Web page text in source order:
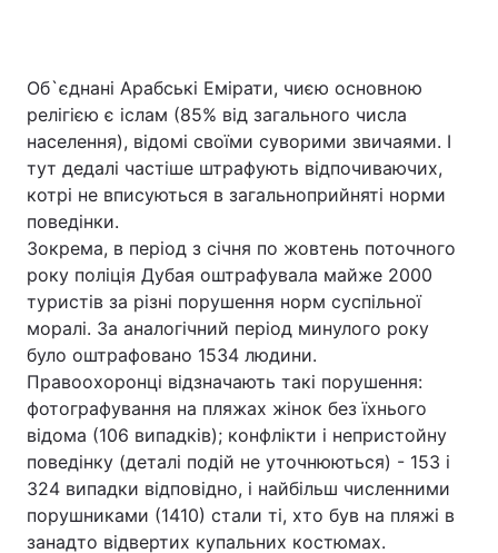
Об`єднані Арабські Емірати, чиєю основною
релігією є іслам (85% від загального числа
населення), відомі своїми суворими звичаями. І
тут дедалі частіше штрафують відпочиваючих,
котрі не вписуються в загальноприйняті норми
поведінки.
Зокрема, в період з січня по жовтень поточного
року поліція Дубая оштрафувала майже 2000
туристів за різні порушення норм суспільної
моралі. За аналогічний період минулого року
було оштрафовано 1534 людини.
Правоохоронці відзначають такі порушення:
фотографування на пляжах жінок без їхнього
відома (106 випадків); конфлікти і непристойну
поведінку (деталі подій не уточнюються) - 153 і
324 випадки відповідно, і найбільш численними
порушниками (1410) стали ті, хто був на пляжі в
занадто відвертих купальних костюмах.